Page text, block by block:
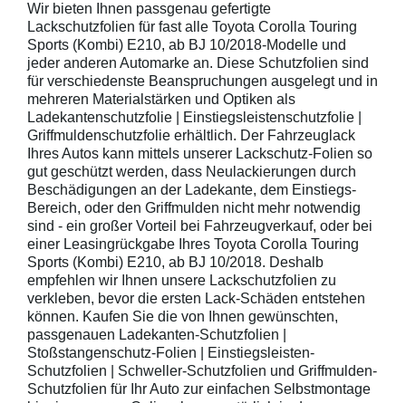
Wir bieten Ihnen passgenau gefertigte
Lackschutzfolien für fast alle Toyota Corolla Touring
Sports (Kombi) E210, ab BJ 10/2018-Modelle und
jeder anderen Automarke an. Diese Schutzfolien sind
für verschiedenste Beanspruchungen ausgelegt und in
mehreren Materialstärken und Optiken als
Ladekantenschutzfolie | Einstiegsleistenschutzfolie |
Griffmuldenschutzfolie erhältlich. Der Fahrzeuglack
Ihres Autos kann mittels unserer Lackschutz-Folien so
gut geschützt werden, dass Neulackierungen durch
Beschädigungen an der Ladekante, dem Einstiegs-
Bereich, oder den Griffmulden nicht mehr notwendig
sind - ein großer Vorteil bei Fahrzeugverkauf, oder bei
einer Leasingrückgabe Ihres Toyota Corolla Touring
Sports (Kombi) E210, ab BJ 10/2018. Deshalb
empfehlen wir Ihnen unsere Lackschutzfolien zu
verkleben, bevor die ersten Lack-Schäden entstehen
können. Kaufen Sie die von Ihnen gewünschten,
passgenauen Ladekanten-Schutzfolien |
Stoßstangenschutz-Folien | Einstiegsleisten-
Schutzfolien | Schweller-Schutzfolien und Griffmulden-
Schutzfolien für Ihr Auto zur einfachen Selbstmontage